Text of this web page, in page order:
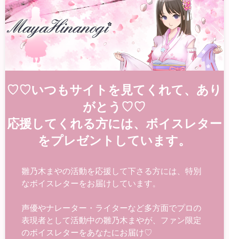
♡♡いつもサイトを見てくれて、あり
がとう♡♡
応援してくれる方には、ボイスレター
をプレゼントしています。
雛乃木まやの活動を応援して下さる方には、特別
なボイスレターをお届けしています。
声優やナレーター・ライターなど多方面でプロの
表現者として活動中の雛乃木まやが、ファン限定
のボイスレターをあなたにお届け♡